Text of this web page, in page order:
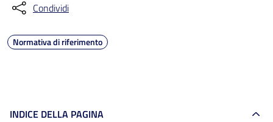
Condividi
Normativa di riferimento
INDICE DELLA PAGINA